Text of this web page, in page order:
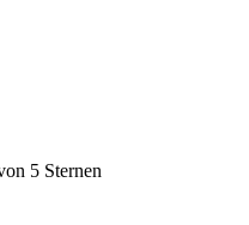
5 Sternen